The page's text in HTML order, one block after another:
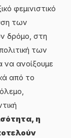
φεμινιστικό
των
δρόμο, στη
των
να ανοίξουμε
από το
η